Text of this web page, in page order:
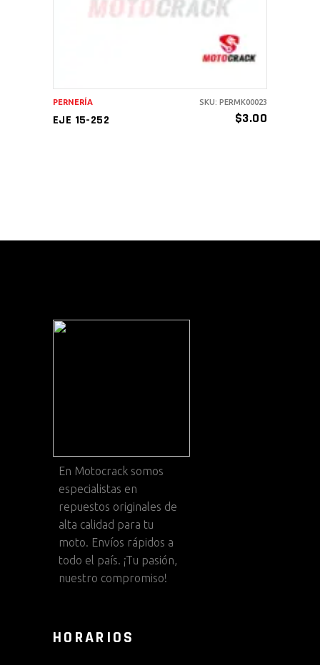
EJE 15-252 $3.00
PERNERÍA SKU: PERMK00023
En Motocrack somos
especialistas en
repuestos originales de
alta calidad para tu
moto. Envíos rápidos a
todo el país. ¡Tu pasión,
nuestro compromiso!
HORARIOS